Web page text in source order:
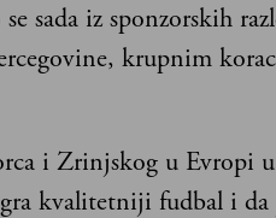
sada iz sponzorskih
krupnim
i Zrinjskog u Evropi u
kvalitetniji fudbal i da